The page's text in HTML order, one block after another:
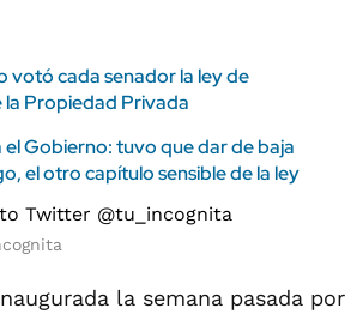
votó cada senador la ley de
la Propiedad Privada
Gobierno: tuvo que dar de baja
el otro capítulo sensible de la ley
la semana pasada por